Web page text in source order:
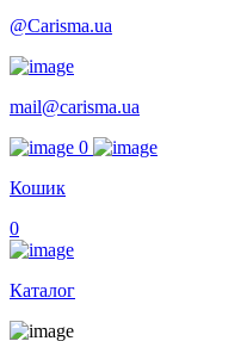
@Carisma.ua
mail@carisma.ua
0
Кошик
0
Каталог